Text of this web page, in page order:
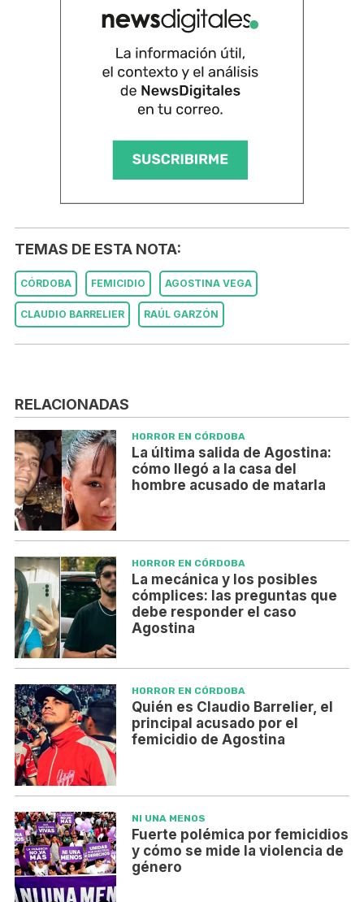
TEMAS DE ESTA NOTA:
CÓRDOBA FEMICIDIO AGOSTINA VEGA
CLAUDIO BARRELIER RAÚL GARZÓN
RELACIONADAS
HORROR EN CÓRDOBA
La última salida de Agostina:
cómo llegó a la casa del
hombre acusado de matarla
HORROR EN CÓRDOBA
La mecánica y los posibles
cómplices: las preguntas que
debe responder el caso
Agostina
HORROR EN CÓRDOBA
Quién es Claudio Barrelier, el
principal acusado por el
femicidio de Agostina
NI UNA MENOS
Fuerte polémica por femicidios
y cómo se mide la violencia de
género